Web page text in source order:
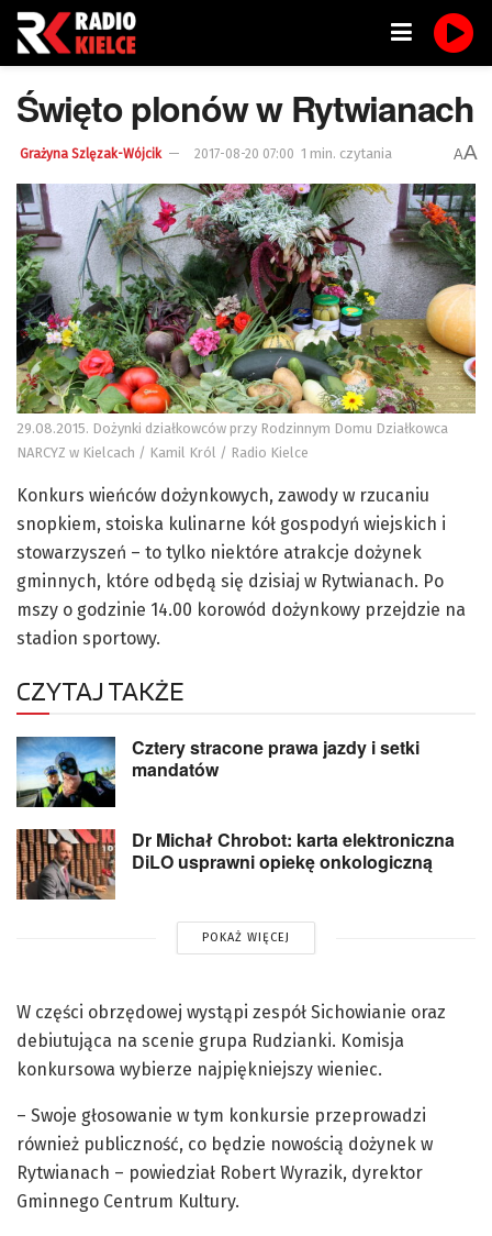
Święto plonów w Rytwianach
Grażyna Szlęzak-Wójcik 2017-08-20 07:00 1 min. czytania AA
29.08.2015. Dożynki działkowców przy Rodzinnym Domu Działkowca
NARCYZ w Kielcach / Kamil Król / Radio Kielce
Konkurs wieńców dożynkowych, zawody w rzucaniu
snopkiem, stoiska kulinarne kół gospodyń wiejskich i
stowarzyszeń – to tylko niektóre atrakcje dożynek
gminnych, które odbędą się dzisiaj w Rytwianach. Po
mszy o godzinie 14.00 korowód dożynkowy przejdzie na
stadion sportowy.
CZYTAJ TAKŻE
Cztery stracone prawa jazdy i setki
mandatów
Dr Michał Chrobot: karta elektroniczna
DiLO usprawni opiekę onkologiczną
POKAŻ WIĘCEJ
W części obrzędowej wystąpi zespół Sichowianie oraz
debiutująca na scenie grupa Rudzianki. Komisja
konkursowa wybierze najpiękniejszy wieniec.
– Swoje głosowanie w tym konkursie przeprowadzi
również publiczność, co będzie nowością dożynek w
Rytwianach – powiedział Robert Wyrazik, dyrektor
Gminnego Centrum Kultury.